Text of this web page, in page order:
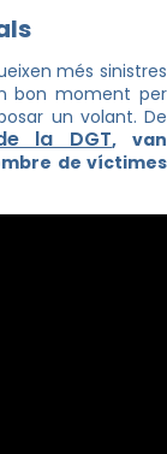
més sinistres
bon moment per
un volant. De
la DGT, van
de víctimes